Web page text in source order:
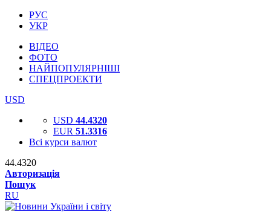
РУС
УКР
ВІДЕО
ФОТО
НАЙПОПУЛЯРНІШІ
СПЕЦПРОЕКТИ
USD
USD 44.4320
EUR 51.3316
Всі курси валют
44.4320
Авторизація
Пошук
RU